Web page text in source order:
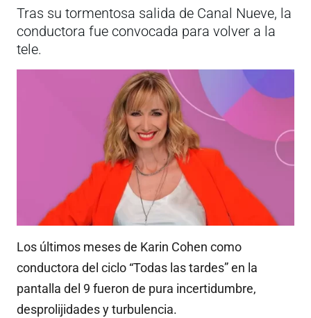
Tras su tormentosa salida de Canal Nueve, la
conductora fue convocada para volver a la
tele.
Los últimos meses de Karin Cohen como
conductora del ciclo “Todas las tardes” en la
pantalla del 9 fueron de pura incertidumbre,
desprolijidades y turbulencia.